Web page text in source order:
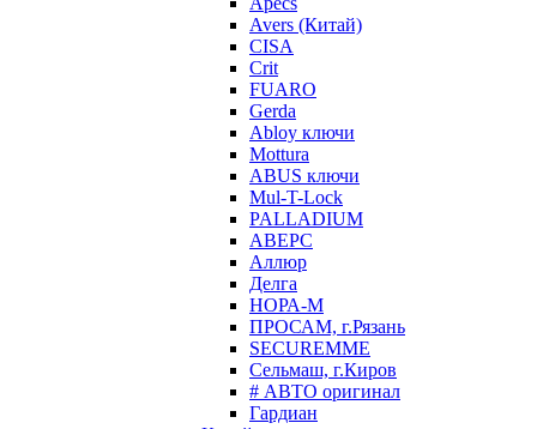
Avers (Китай)
CISA
Crit
FUARO
Gerda
Abloy ключи
Mottura
ABUS ключи
Mul-T-Lock
PALLADIUM
АВЕРС
Аллюр
Делга
НОРА-М
ПРОСАМ, г.Рязань
SECUREMME
Сельмаш, г.Киров
# АВТО оригинал
Гардиан